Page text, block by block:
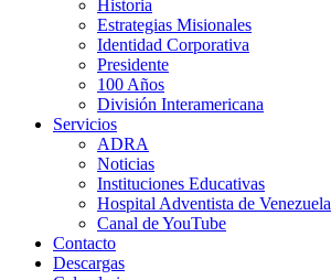
Historia
Estrategias Misionales
Identidad Corporativa
Presidente
100 Años
División Interamericana
Servicios
ADRA
Noticias
Instituciones Educativas
Hospital Adventista de Venezuela
Canal de YouTube
Contacto
Descargas